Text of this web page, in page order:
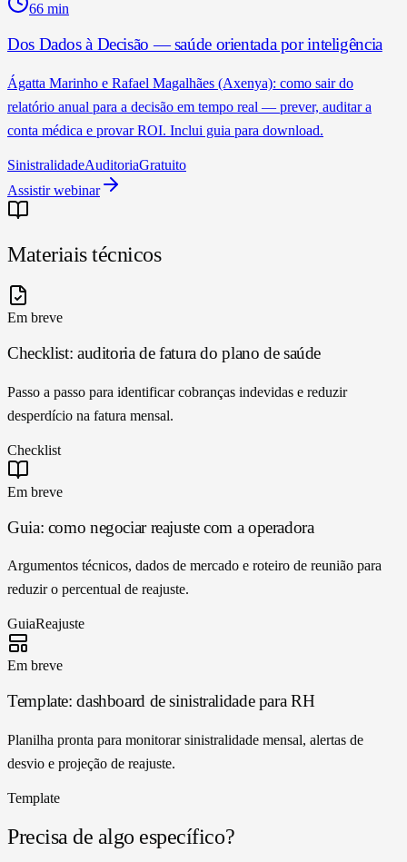
66 min
Dos Dados à Decisão — saúde orientada por inteligência
Ágatta Marinho e Rafael Magalhães (Axenya): como sair do
relatório anual para a decisão em tempo real — prever, auditar a
conta médica e provar ROI. Inclui guia para download.
SinistralidadeAuditoriaGratuito
Assistir webinar
Materiais técnicos
Em breve
Checklist: auditoria de fatura do plano de saúde
Passo a passo para identificar cobranças indevidas e reduzir
desperdício na fatura mensal.
Checklist
Em breve
Guia: como negociar reajuste com a operadora
Argumentos técnicos, dados de mercado e roteiro de reunião para
reduzir o percentual de reajuste.
GuiaReajuste
Em breve
Template: dashboard de sinistralidade para RH
Planilha pronta para monitorar sinistralidade mensal, alertas de
desvio e projeção de reajuste.
Template
Precisa de algo específico?